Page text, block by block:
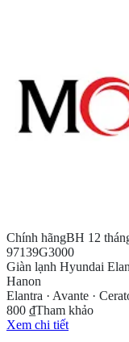
Chính hãngBH 12
97139G3000
Giàn lạnh Hyundai
Hanon
Elantra · Avante ·
800 ₫Tham khảo
Xem chi tiết